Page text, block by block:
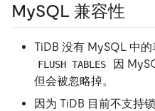
MySQL 兼容性
TiDB 没有 MySQL 中的
FLUSH TABLES
因
但会被忽略掉。
因为 TiDB 目前不支持